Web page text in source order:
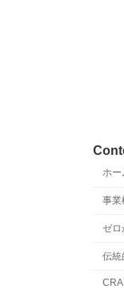
り
ホー
事業
ゼ
伝統